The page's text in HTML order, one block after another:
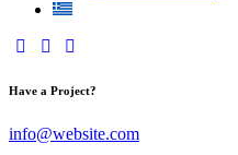
facebook-
linkedintwitter-
Have a Project?
info@website.com